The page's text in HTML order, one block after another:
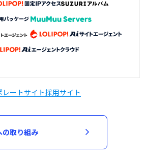
レートサイト採用サイト
の取り組み